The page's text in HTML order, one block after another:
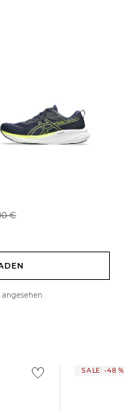
8
€
€
SALE: -48 %